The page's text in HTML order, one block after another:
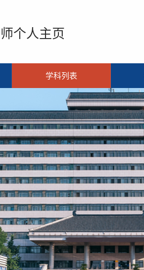
个人主页
学科列表